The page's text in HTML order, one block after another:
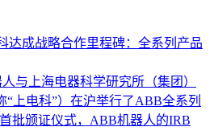
达成战略合作里程碑：全系列产品
与上海电器科学研究所（集团）
“上电科”）在沪举行了ABB全系列
批颁证仪式，ABB机器人的IRB